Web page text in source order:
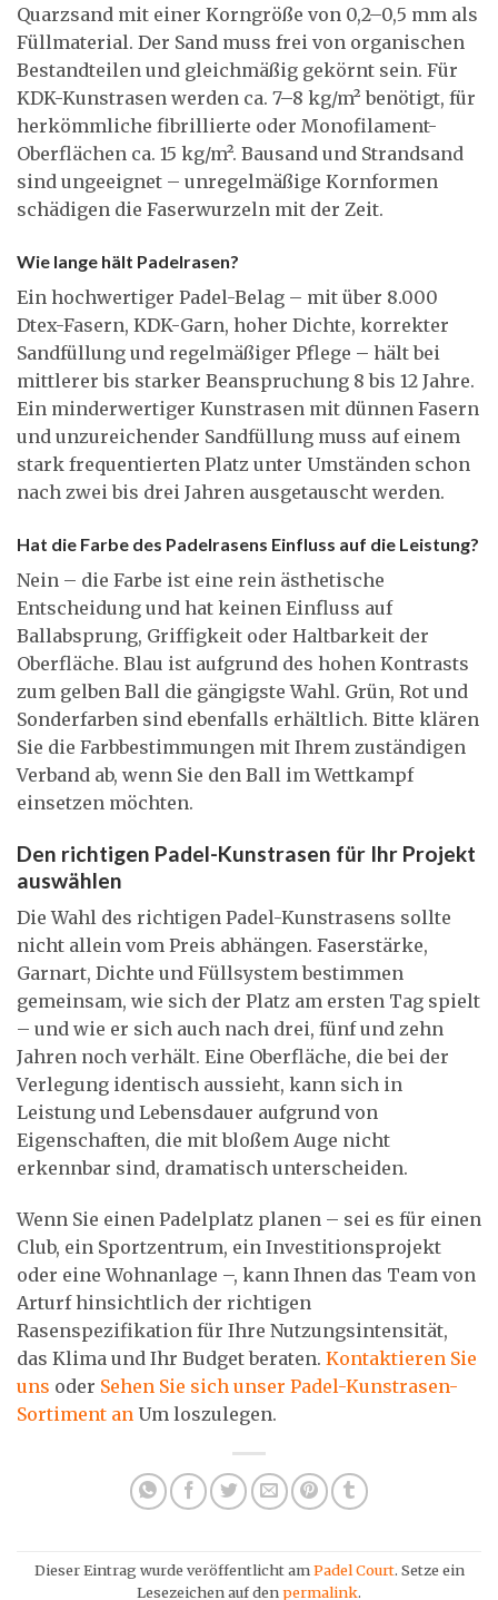
Quarzsand mit einer Korngröße von 0,2–0,5 mm als
Füllmaterial. Der Sand muss frei von organischen
Bestandteilen und gleichmäßig gekörnt sein. Für
KDK-Kunstrasen werden ca. 7–8 kg/m² benötigt, für
herkömmliche fibrillierte oder Monofilament-
Oberflächen ca. 15 kg/m². Bausand und Strandsand
sind ungeeignet – unregelmäßige Kornformen
schädigen die Faserwurzeln mit der Zeit.
Wie lange hält Padelrasen?
Ein hochwertiger Padel-Belag – mit über 8.000
Dtex-Fasern, KDK-Garn, hoher Dichte, korrekter
Sandfüllung und regelmäßiger Pflege – hält bei
mittlerer bis starker Beanspruchung 8 bis 12 Jahre.
Ein minderwertiger Kunstrasen mit dünnen Fasern
und unzureichender Sandfüllung muss auf einem
stark frequentierten Platz unter Umständen schon
nach zwei bis drei Jahren ausgetauscht werden.
Hat die Farbe des Padelrasens Einfluss auf die Leistung?
Nein – die Farbe ist eine rein ästhetische
Entscheidung und hat keinen Einfluss auf
Ballabsprung, Griffigkeit oder Haltbarkeit der
Oberfläche. Blau ist aufgrund des hohen Kontrasts
zum gelben Ball die gängigste Wahl. Grün, Rot und
Sonderfarben sind ebenfalls erhältlich. Bitte klären
Sie die Farbbestimmungen mit Ihrem zuständigen
Verband ab, wenn Sie den Ball im Wettkampf
einsetzen möchten.
Den richtigen Padel-Kunstrasen für Ihr Projekt
auswählen
Die Wahl des richtigen Padel-Kunstrasens sollte
nicht allein vom Preis abhängen. Faserstärke,
Garnart, Dichte und Füllsystem bestimmen
gemeinsam, wie sich der Platz am ersten Tag spielt
– und wie er sich auch nach drei, fünf und zehn
Jahren noch verhält. Eine Oberfläche, die bei der
Verlegung identisch aussieht, kann sich in
Leistung und Lebensdauer aufgrund von
Eigenschaften, die mit bloßem Auge nicht
erkennbar sind, dramatisch unterscheiden.
Wenn Sie einen Padelplatz planen – sei es für einen
Club, ein Sportzentrum, ein Investitionsprojekt
oder eine Wohnanlage –, kann Ihnen das Team von
Arturf hinsichtlich der richtigen
Rasenspezifikation für Ihre Nutzungsintensität,
das Klima und Ihr Budget beraten. Kontaktieren Sie
uns oder Sehen Sie sich unser Padel-Kunstrasen-
Sortiment an Um loszulegen.
Dieser Eintrag wurde veröffentlicht amPadel Court. Setze ein
Lesezeichen auf denpermalink.